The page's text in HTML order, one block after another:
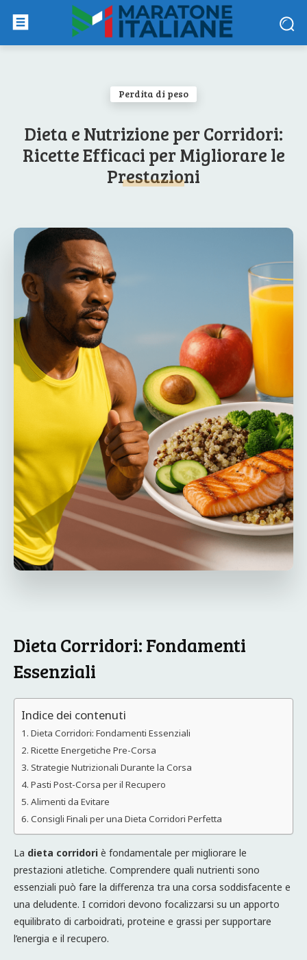
Perdita di peso
Dieta e Nutrizione per Corridori:
Ricette Efficaci per Migliorare le
Prestazioni
Dieta Corridori: Fondamenti
Essenziali
Indice dei contenuti
Dieta Corridori: Fondamenti Essenziali
Ricette Energetiche Pre-Corsa
Strategie Nutrizionali Durante la Corsa
Pasti Post-Corsa per il Recupero
Alimenti da Evitare
Consigli Finali per una Dieta Corridori Perfetta
La dieta corridori è fondamentale per migliorare le
prestazioni atletiche. Comprendere quali nutrienti sono
essenziali può fare la differenza tra una corsa soddisfacente e
una deludente. I corridori devono focalizzarsi su un apporto
equilibrato di carboidrati, proteine e grassi per supportare
l’energia e il recupero.